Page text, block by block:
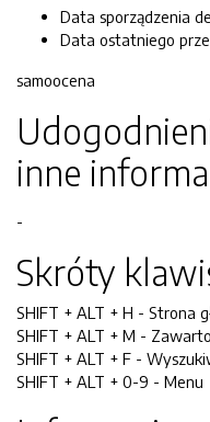
Data sporządzenia
Data ostatniego
samoocena
inne
-
Skróty
SHIFT + ALT + H - Strona
SHIFT + ALT + M -
SHIFT + ALT + F -
SHIFT + ALT + 0-9 - Menu